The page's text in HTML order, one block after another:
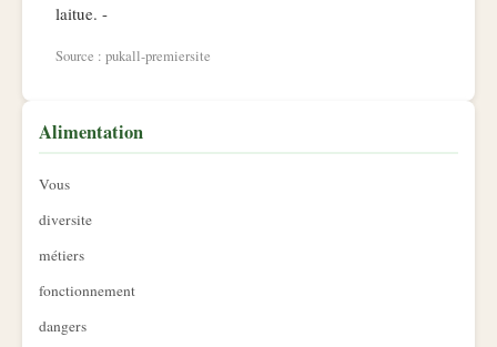
laitue. -
Source : pukall-premiersite
Alimentation
Vous
diversite
métiers
fonctionnement
dangers